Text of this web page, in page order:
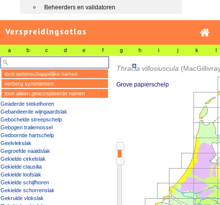
Beheerders en validatoren
Verspreidingsatlas
a b c d e f g h i j k l
toon wetenschappelijke namen
verberg synoniemen
toon alleen geaccepteerde namen
Geaderde stekelhoren
Gebandeerde wijngaardslak
Gebochelde streepschelp
Gebogen traliemossel
Gedoornde hartschelp
Geelvlekslak
Gegroefde naaldslak
Gekielde cirkelslak
Gekielde clausilia
Gekielde loofslak
Gekielde schijfhoren
Gekielde schorrenslak
Gekrulde vlokslak
Thracia villosiuscula
Grove papierschelp